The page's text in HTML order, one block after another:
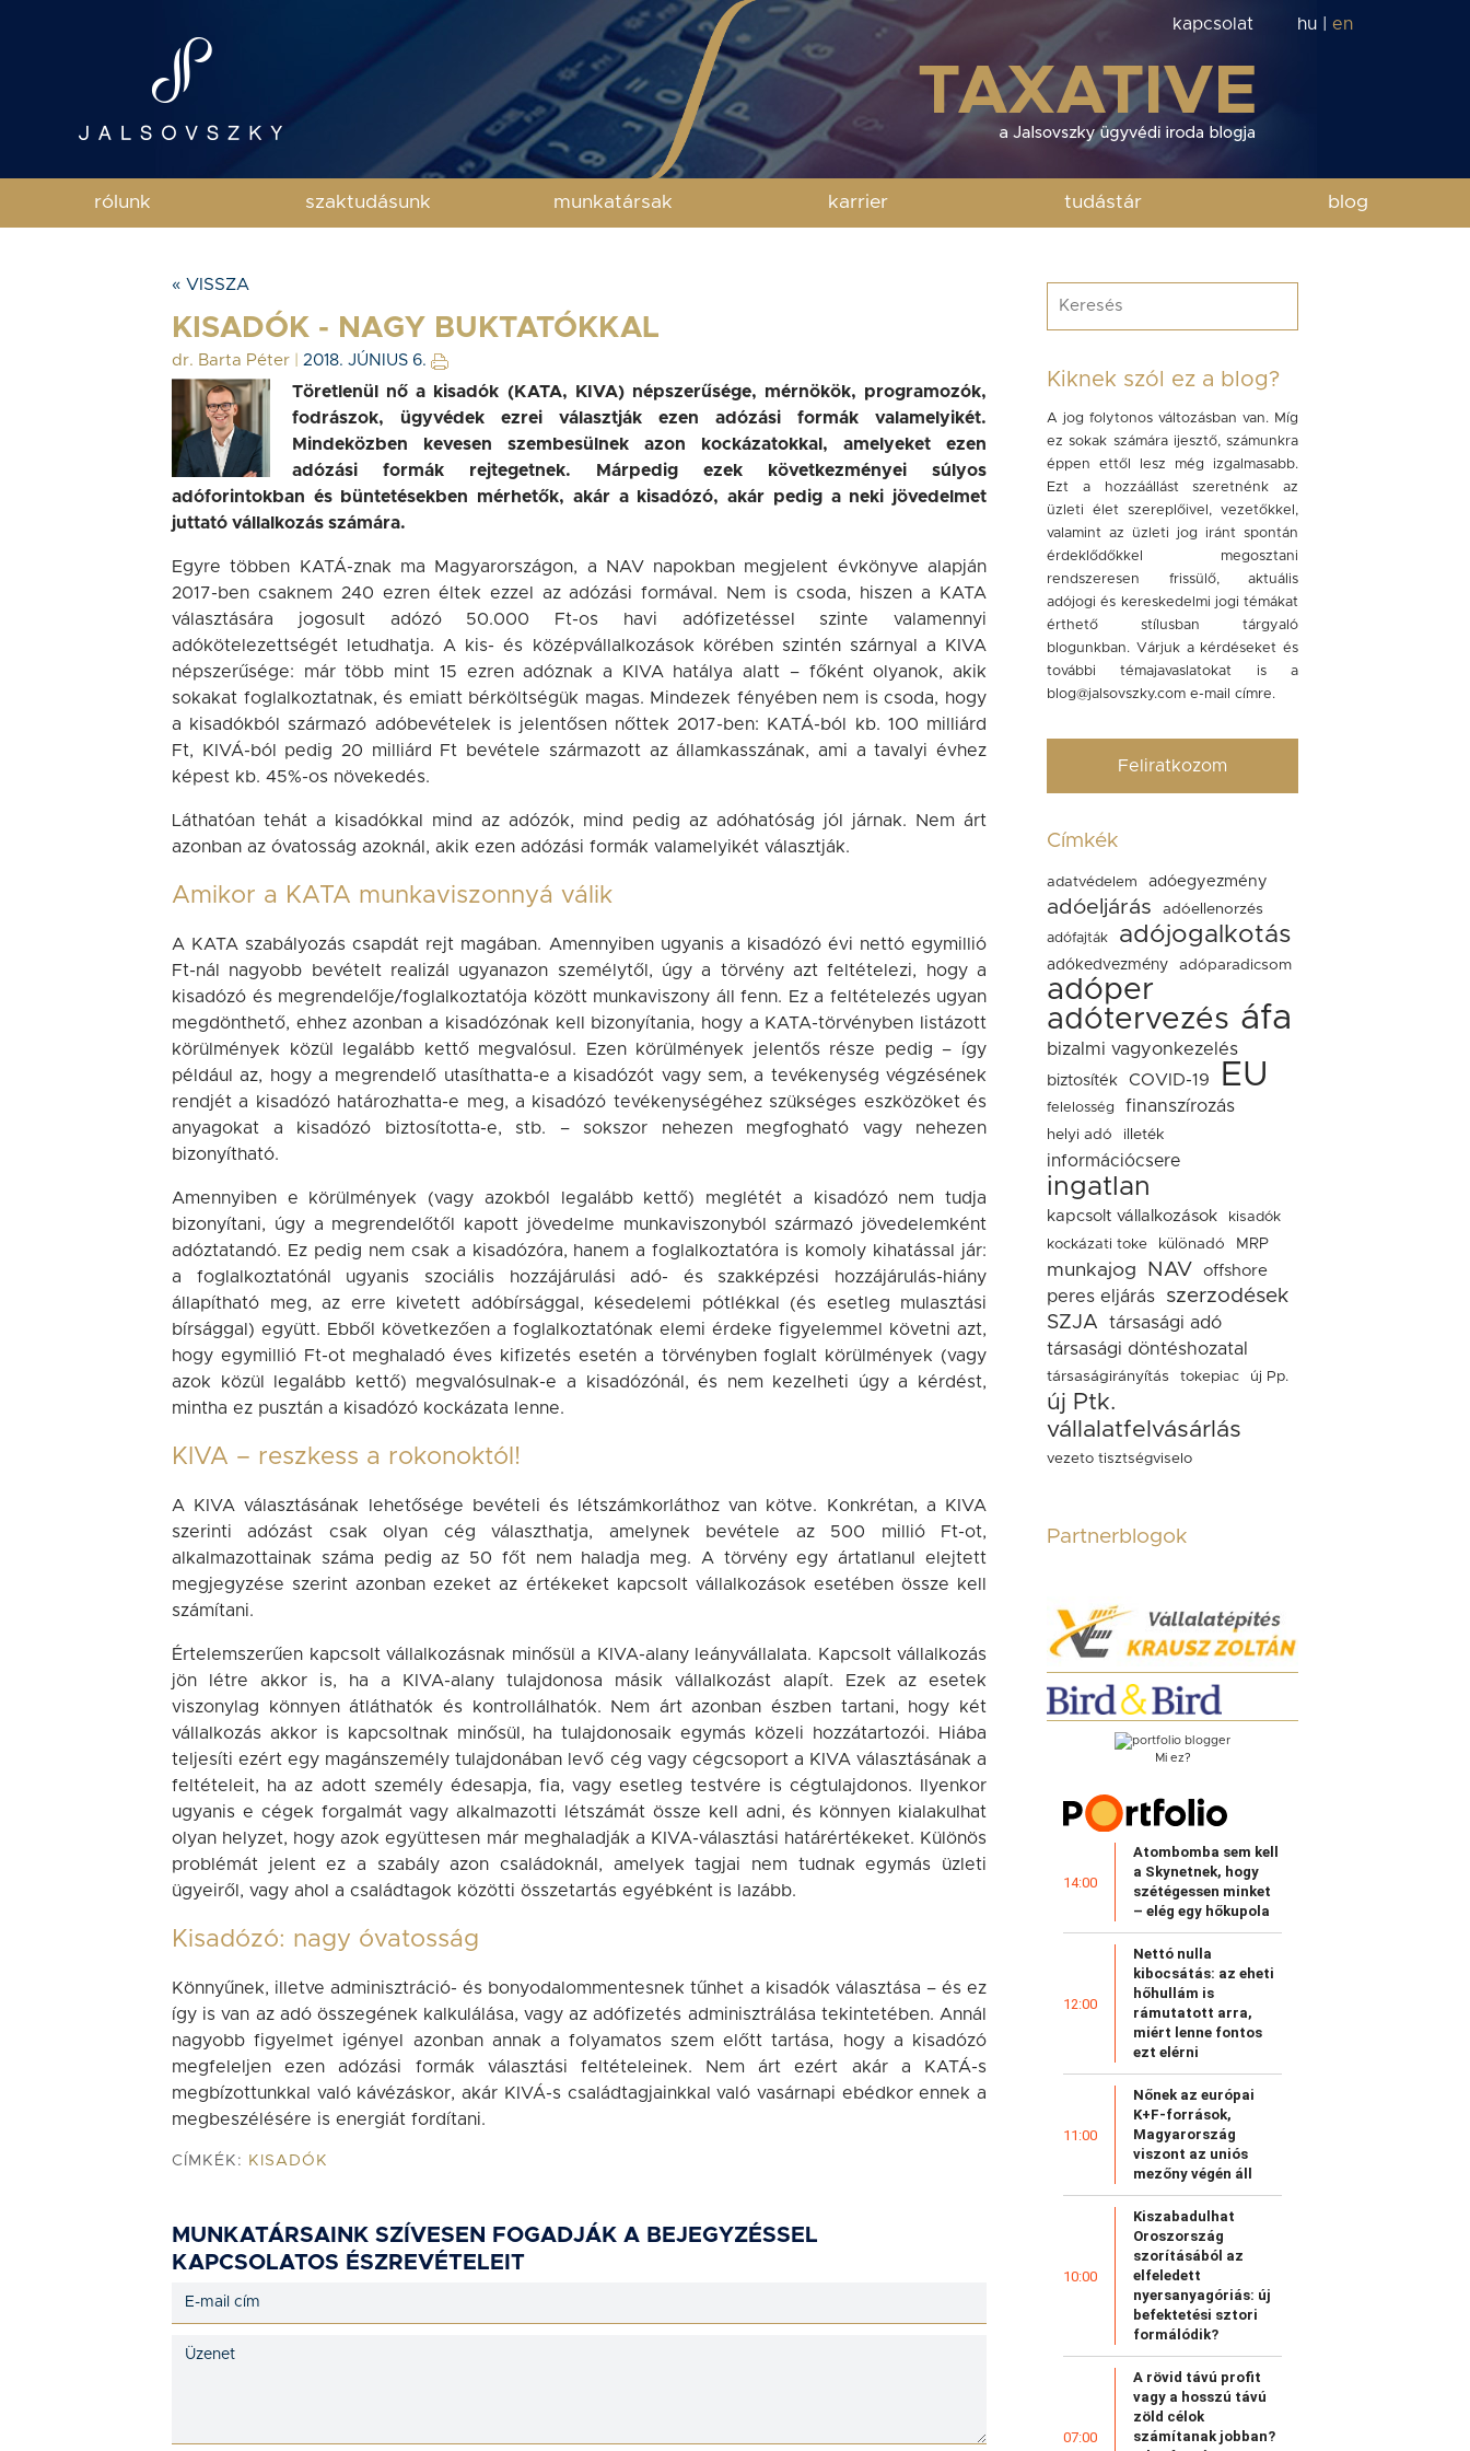
kapcsolat hu en
rólunk szaktudásunk munkatársak karrier tudástár blog
« VISSZA
KISADÓK - NAGY BUKTATÓKKAL
dr. Barta Péter 2018. JÚNIUS 6.
Töretlenül nő a kisadók (KATA, KIVA) népszerűsége, mérnökök, programozók,
fodrászok, ügyvédek ezrei választják ezen adózási formák valamelyikét.
Mindeközben kevesen szembesülnek azon kockázatokkal, amelyeket ezen
adózási formák rejtegetnek. Márpedig ezek következményei súlyos
adóforintokban és büntetésekben mérhetők, akár a kisadózó, akár pedig a neki jövedelmet
juttató vállalkozás számára.
Egyre többen KATÁ-znak ma Magyarországon, a NAV napokban megjelent évkönyve alapján
2017-ben csaknem 240 ezren éltek ezzel az adózási formával. Nem is csoda, hiszen a KATA
választására jogosult adózó 50.000 Ft-os havi adófizetéssel szinte valamennyi
adókötelezettségét letudhatja. A kis- és középvállalkozások körében szintén szárnyal a KIVA
népszerűsége: már több mint 15 ezren adóznak a KIVA hatálya alatt – főként olyanok, akik
sokakat foglalkoztatnak, és emiatt bérköltségük magas. Mindezek fényében nem is csoda, hogy
a kisadókból származó adóbevételek is jelentősen nőttek 2017-ben: KATÁ-ból kb. 100 milliárd
Ft, KIVÁ-ból pedig 20 milliárd Ft bevétele származott az államkasszának, ami a tavalyi évhez
képest kb. 45%-os növekedés.
Láthatóan tehát a kisadókkal mind az adózók, mind pedig az adóhatóság jól járnak. Nem árt
azonban az óvatosság azoknál, akik ezen adózási formák valamelyikét választják.
Amikor a KATA munkaviszonnyá válik
A KATA szabályozás csapdát rejt magában. Amennyiben ugyanis a kisadózó évi nettó egymillió
Ft-nál nagyobb bevételt realizál ugyanazon személytől, úgy a törvény azt feltételezi, hogy a
kisadózó és megrendelője/foglalkoztatója között munkaviszony áll fenn. Ez a feltételezés ugyan
megdönthető, ehhez azonban a kisadózónak kell bizonyítania, hogy a KATA-törvényben listázott
körülmények közül legalább kettő megvalósul. Ezen körülmények jelentős része pedig – így
például az, hogy a megrendelő utasíthatta-e a kisadózót vagy sem, a tevékenység végzésének
rendjét a kisadózó határozhatta-e meg, a kisadózó tevékenységéhez szükséges eszközöket és
anyagokat a kisadózó biztosította-e, stb. – sokszor nehezen megfogható vagy nehezen
bizonyítható.
Amennyiben e körülmények (vagy azokból legalább kettő) meglétét a kisadózó nem tudja
bizonyítani, úgy a megrendelőtől kapott jövedelme munkaviszonyból származó jövedelemként
adóztatandó. Ez pedig nem csak a kisadózóra, hanem a foglalkoztatóra is komoly kihatással jár:
a foglalkoztatónál ugyanis szociális hozzájárulási adó- és szakképzési hozzájárulás-hiány
állapítható meg, az erre kivetett adóbírsággal, késedelemi pótlékkal (és esetleg mulasztási
bírsággal) együtt. Ebből következően a foglalkoztatónak elemi érdeke figyelemmel követni azt,
hogy egymillió Ft-ot meghaladó éves kifizetés esetén a törvényben foglalt körülmények (vagy
azok közül legalább kettő) megvalósulnak-e a kisadózónál, és nem kezelheti úgy a kérdést,
mintha ez pusztán a kisadózó kockázata lenne.
KIVA – reszkess a rokonoktól!
A KIVA választásának lehetősége bevételi és létszámkorláthoz van kötve. Konkrétan, a KIVA
szerinti adózást csak olyan cég választhatja, amelynek bevétele az 500 millió Ft-ot,
alkalmazottainak száma pedig az 50 főt nem haladja meg. A törvény egy ártatlanul elejtett
megjegyzése szerint azonban ezeket az értékeket kapcsolt vállalkozások esetében össze kell
számítani.
Értelemszerűen kapcsolt vállalkozásnak minősül a KIVA-alany leányvállalata. Kapcsolt vállalkozás
jön létre akkor is, ha a KIVA-alany tulajdonosa másik vállalkozást alapít. Ezek az esetek
viszonylag könnyen átláthatók és kontrollálhatók. Nem árt azonban észben tartani, hogy két
vállalkozás akkor is kapcsoltnak minősül, ha tulajdonosaik egymás közeli hozzátartozói. Hiába
teljesíti ezért egy magánszemély tulajdonában levő cég vagy cégcsoport a KIVA választásának a
feltételeit, ha az adott személy édesapja, fia, vagy esetleg testvére is cégtulajdonos. Ilyenkor
ugyanis e cégek forgalmát vagy alkalmazotti létszámát össze kell adni, és könnyen kialakulhat
olyan helyzet, hogy azok együttesen már meghaladják a KIVA-választási határértékeket. Különös
problémát jelent ez a szabály azon családoknál, amelyek tagjai nem tudnak egymás üzleti
ügyeiről, vagy ahol a családtagok közötti összetartás egyébként is lazább.
Kisadózó: nagy óvatosság
Könnyűnek, illetve adminisztráció- és bonyodalommentesnek tűnhet a kisadók választása – és ez
így is van az adó összegének kalkulálása, vagy az adófizetés adminisztrálása tekintetében. Annál
nagyobb figyelmet igényel azonban annak a folyamatos szem előtt tartása, hogy a kisadózó
megfeleljen ezen adózási formák választási feltételeinek. Nem árt ezért akár a KATÁ-s
megbízottunkkal való kávézáskor, akár KIVÁ-s családtagjainkkal való vasárnapi ebédkor ennek a
megbeszélésére is energiát fordítani.
CÍMKÉK: KISADÓK
MUNKATÁRSAINK SZÍVESEN FOGADJÁK A BEJEGYZÉSSEL
KAPCSOLATOS ÉSZREVÉTELEIT
Kiknek szól ez a blog?
A jog folytonos változásban van. Míg
ez sokak számára ijesztő, számunkra
éppen ettől lesz még izgalmasabb.
Ezt a hozzáállást szeretnénk az
üzleti élet szereplőivel, vezetőkkel,
valamint az üzleti jog iránt spontán
érdeklődőkkel megosztani
rendszeresen frissülő, aktuális
adójogi és kereskedelmi jogi témákat
érthető stílusban tárgyaló
blogunkban. Várjuk a kérdéseket és
további témajavaslatokat is a
blog@jalsovszky.com e-mail címre.
Feliratkozom
Címkék
adatvédelem adóegyezmény
adóeljárás adóellenorzés
adófajták adójogalkotás
adókedvezmény adóparadicsom
adóper
adótervezés áfa
bizalmi vagyonkezelés
biztosíték COVID-19 EU
felelosség finanszírozás
helyi adó illeték
információcsere
ingatlan
kapcsolt vállalkozások
kisadók
kockázati toke
különadó MRP
munkajog NAV offshore
peres eljárás
szerzodések
SZJA
társasági adó
társasági döntéshozatal
társaságirányítás tokepiac új Pp.
új Ptk.
vállalatfelvásárlás
vezeto tisztségviselo
Partnerblogok
Mi ez?
14:00
Atombomba sem kell
a Skynetnek, hogy
szétégessen minket
– elég egy hőkupola
12:00
Nettó nulla
kibocsátás: az eheti
hőhullám is
rámutatott arra,
miért lenne fontos
ezt elérni
11:00
Nőnek az európai
K+F-források,
Magyarország
viszont az uniós
mezőny végén áll
10:00
Kiszabadulhat
Oroszország
szorításából az
elfeledett
nyersanyagóriás: új
befektetési sztori
formálódik?
07:00
A rövid távú profit
vagy a hosszú távú
zöld célok
számítanak jobban?